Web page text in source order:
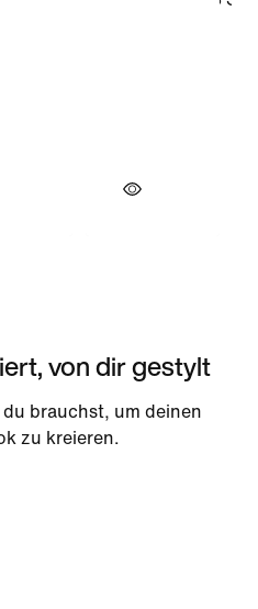
von dir gestylt
du brauchst, um deinen
zu kreieren.